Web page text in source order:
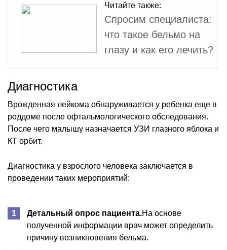
Читайте также:
Спросим специалиста:
что такое бельмо на
глазу и как его лечить?
Диагностика
Врожденная лейкома обнаруживается у ребенка еще в
роддоме после офтальмологического обследования.
После чего малышу назначается УЗИ глазного яблока и
КТ орбит.
Диагностика у взрослого человека заключается в
проведении таких мероприятий:
Детальный опрос пациента.На основе
полученной информации врач может определить
причину возникновения бельма.